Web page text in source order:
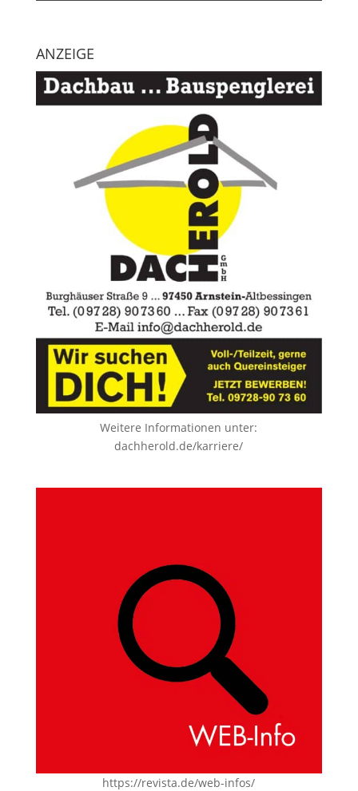
ANZEIGE
Weitere Informationen unter:
dachherold.de/karriere/
https://revista.de/web-infos/